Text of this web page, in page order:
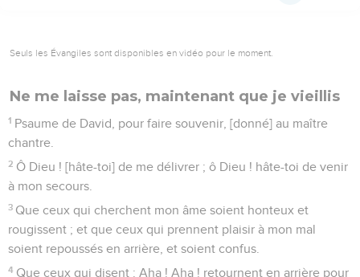
Seuls les Évangiles sont disponibles en vidéo pour le moment.
Ne me laisse pas, maintenant que je vieillis
1 Psaume de David, pour faire souvenir, [donné] au maître
chantre.
2 Ô Dieu ! [hâte-toi] de me délivrer ; ô Dieu ! hâte-toi de venir
à mon secours.
3 Que ceux qui cherchent mon âme soient honteux et
rougissent ; et que ceux qui prennent plaisir à mon mal
soient repoussés en arrière, et soient confus.
4 Que ceux qui disent : Aha ! Aha ! retournent en arrière pour